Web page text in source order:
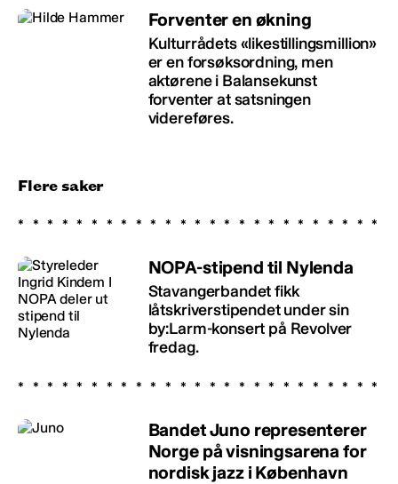
Forventer en økning
Kulturrådets «likestillingsmillion»
er en forsøksordning, men
aktørene i Balansekunst
forventer at satsningen
videreføres.
Flere saker
NOPA-stipend til Nylenda
Stavangerbandet fikk
låtskriverstipendet under sin
by:Larm-konsert på Revolver
fredag.
Bandet Juno representerer
Norge på visningsarena for
nordisk jazz i København